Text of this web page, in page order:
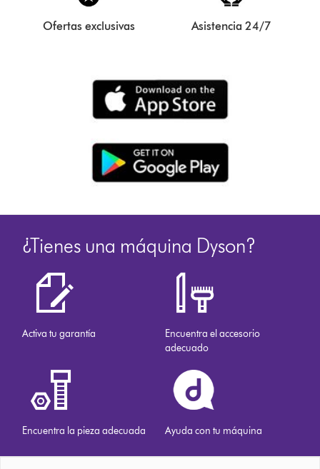
Ofertas exclusivas Asistencia 24/7
¿Tienes una máquina Dyson?
Activa tu garantía
Encuentra el accesorio
adecuado
Encuentra la pieza adecuada Ayuda con tu máquina